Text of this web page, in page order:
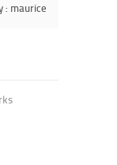
: maurice